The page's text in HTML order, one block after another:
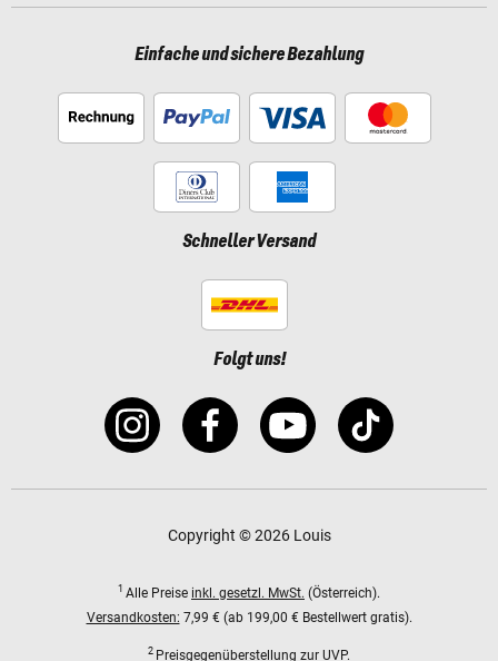
Einfache und sichere Bezahlung
Schneller Versand
Folgt uns!
Copyright © 2026 Louis
1 Alle Preise inkl. gesetzl. MwSt. (Österreich).
Versandkosten: 7,99 € (ab 199,00 € Bestellwert gratis).
2 Preisgegenüberstellung zur UVP.